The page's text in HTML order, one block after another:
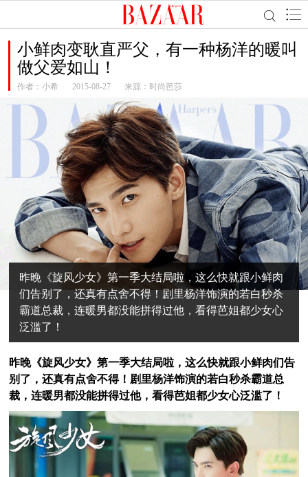
小鲜肉变耿直严父，有一种杨洋的暖叫
做父爱如山！
作者： 小希 2015-08-27 来源：时尚芭莎
昨晚《旋风少女》第一季大结局啦，这么快就跟小鲜肉
们告别了，还真有点舍不得！剧里杨洋饰演的若白秒杀
霸道总裁，连暖男都没能拼得过他，看得芭姐都少女心
泛滥了！
昨晚《旋风少女》第一季大结局啦，这么快就跟小鲜肉们告
别了，还真有点舍不得！剧里杨洋饰演的若白秒杀霸道总
裁，连暖男都没能拼得过他，看得芭姐都少女心泛滥了！